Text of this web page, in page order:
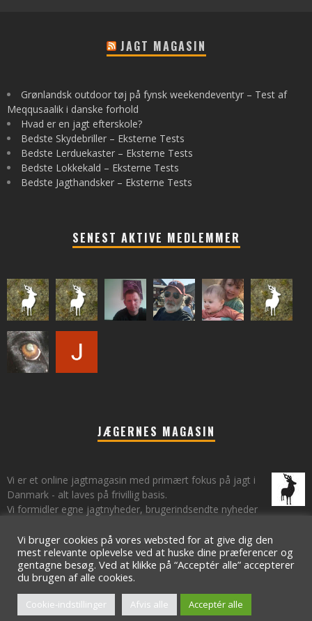
JAGT MAGASIN
Grønlandsk outdoor tøj på fynsk weekendeventyr – Test af
Meqqusaalik i danske forhold
Hvad er en jagt efterskole?
Bedste Skydebriller – Eksterne Tests
Bedste Lerduekaster – Eksterne Tests
Bedste Lokkekald – Eksterne Tests
Bedste Jagthandsker – Eksterne Tests
SENEST AKTIVE MEDLEMMER
JÆGERNES MAGASIN
Vi er et online jagtmagasin med primært fokus på jagt i
Danmark - alt laves på frivillig basis.
Vi formidler egne jagtnyheder, brugerindsendte nyheder
om jagt.
Om Kontakt os Nyhedsbrev
Vi bruger cookies på vores websted for at give dig den
mest relevante oplevelse ved at huske dine præferencer og
gentagne besøg. Ved at klikke på “Acceptér alle” accepterer
du brugen af ​​alle cookies.
Cookie-indstillinger Afvis alle Acceptér alle